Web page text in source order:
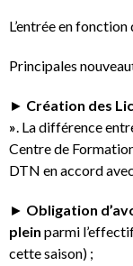
L’entrée en
Principales
► Création des
» . La différence
Centre de
DTN en accord
► Obligation
plein parmi
cette saison) ;